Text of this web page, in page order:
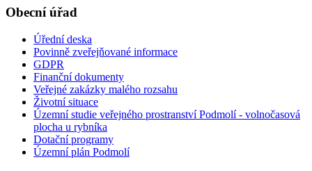
Obecní úřad
Úřední deska
Povinně zveřejňované informace
GDPR
Finanční dokumenty
Veřejné zakázky malého rozsahu
Životní situace
Územní studie veřejného prostranství Podmolí - volnočasová
plocha u rybníka
Dotační programy
Územní plán Podmolí